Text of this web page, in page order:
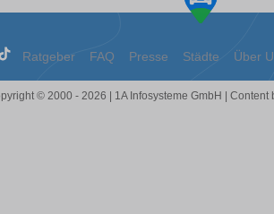
Ratgeber FAQ Presse Städte Über
© 2000 - 2026 | 1A Infosysteme GmbH | Content